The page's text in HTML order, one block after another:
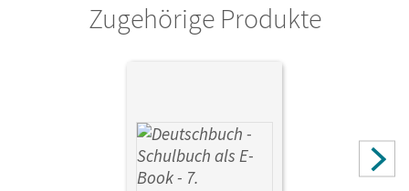
Wiesiollek, Sonja; Bildl, Gertraud; Wießmann, Gunder;
Zugehörige Produkte